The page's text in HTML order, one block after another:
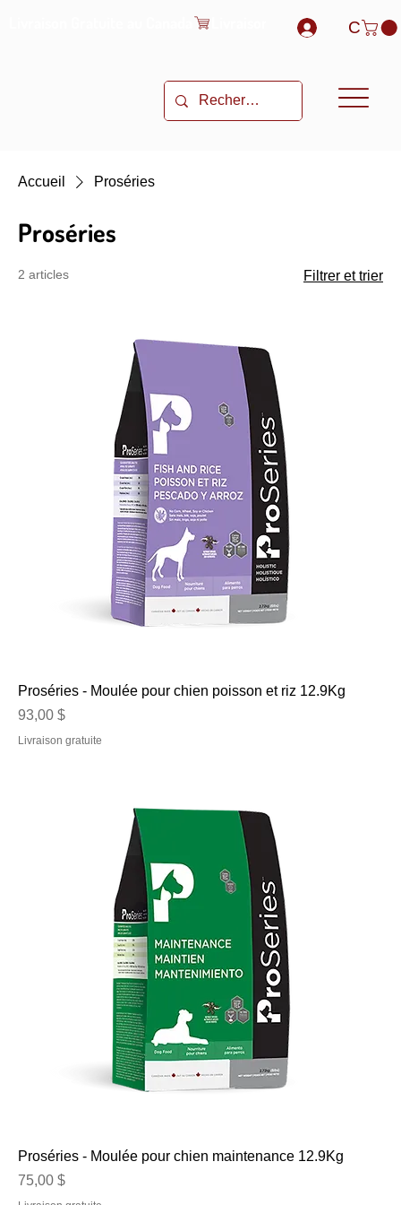
C
Accueil Proséries
Proséries
2 articles Filtrer et trier
Proséries - Moulée pour chien poisson et riz 12.9Kg
Prix
93,00 $
Livraison gratuite
Proséries - Moulée pour chien maintenance 12.9Kg
Prix
75,00 $